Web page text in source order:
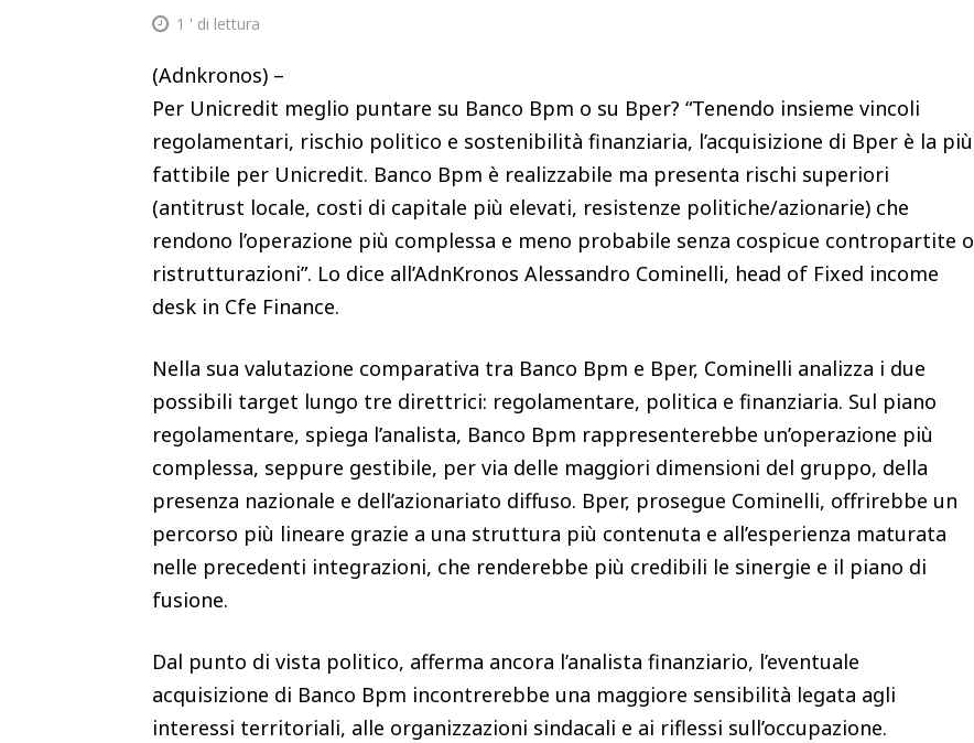
1 ' di lettura
(Adnkronos) –
Per Unicredit meglio puntare su Banco Bpm o su Bper? “Tenendo insieme vincoli
regolamentari, rischio politico e sostenibilità finanziaria, l’acquisizione di Bper è la più
fattibile per Unicredit. Banco Bpm è realizzabile ma presenta rischi superiori
(antitrust locale, costi di capitale più elevati, resistenze politiche/azionarie) che
rendono l’operazione più complessa e meno probabile senza cospicue contropartite o
ristrutturazioni”. Lo dice all’AdnKronos Alessandro Cominelli, head of Fixed income
desk in Cfe Finance.
Nella sua valutazione comparativa tra Banco Bpm e Bper, Cominelli analizza i due
possibili target lungo tre direttrici: regolamentare, politica e finanziaria. Sul piano
regolamentare, spiega l’analista, Banco Bpm rappresenterebbe un’operazione più
complessa, seppure gestibile, per via delle maggiori dimensioni del gruppo, della
presenza nazionale e dell’azionariato diffuso. Bper, prosegue Cominelli, offrirebbe un
percorso più lineare grazie a una struttura più contenuta e all’esperienza maturata
nelle precedenti integrazioni, che renderebbe più credibili le sinergie e il piano di
fusione.
Dal punto di vista politico, afferma ancora l’analista finanziario, l’eventuale
acquisizione di Banco Bpm incontrerebbe una maggiore sensibilità legata agli
interessi territoriali, alle organizzazioni sindacali e ai riflessi sull’occupazione.